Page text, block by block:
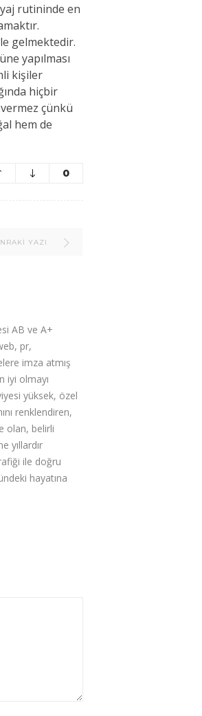
rutininde en
gelmektedir.
yapılması
kişiler
hiçbir
çünkü
hem de
0
YAZI
AB ve A+
pr,
imza atmış
iyi olmayı
yüksek, özel
renklendiren,
olan, belirli
yıllardır
ile doğru
hayatına